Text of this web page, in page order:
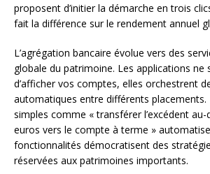
proposent d’initier la démarche en trois
fait la différence sur le rendement annuel
L’agrégation bancaire évolue vers des
globale du patrimoine. Les applications ne
d’afficher vos comptes, elles orchestrent
automatiques entre différents placements.
simples comme « transférer l’excédent au-
euros vers le compte à terme »
fonctionnalités démocratisent des
réservées aux patrimoines importants.